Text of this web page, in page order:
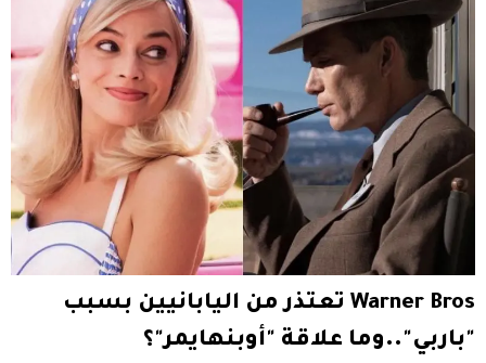
Warner Bros تعتذر من اليابانيين بسبب
"باربي"..وما علاقة "أوبنهايمر"؟